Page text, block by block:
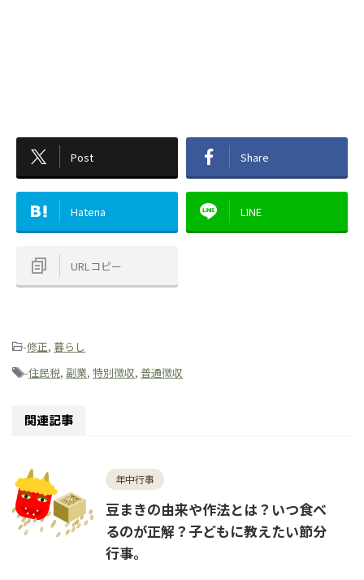
Post Share
Hatena LINE
URLコピー
-修正, 暮らし
-住民税, 副業, 特別徴収, 普通徴収
関連記事
年中行事
豆まきの由来や作法とは？いつ食べ
るのが正解？子どもに教えたい節分
行事。